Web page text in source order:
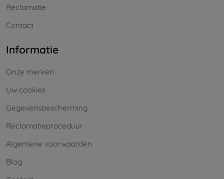
Reclamatie
Contact
Informatie
Onze merken
Uw cookies
Gegevensbescherming
Reclamatieproceduur
Algemene voorwaarden
Blog